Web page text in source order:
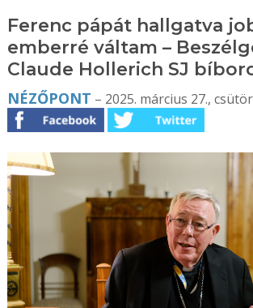
Ferenc pápát hallgatva
emberré váltam –
Claude Hollerich SJ
NÉZŐPONT – 2025. március 27.,